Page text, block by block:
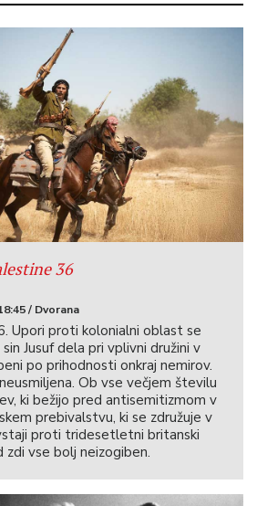
36
/ Dvorana
Upori proti kolonialni oblast se
Jusuf dela pri vplivni družini v
po prihodnosti onkraj nemirov.
Ob vse večjem številu
ki bežijo pred antisemitizmom v
prebivalstvu, ki se združuje v
proti tridesetletni britanski
zdi vse bolj neizogiben.